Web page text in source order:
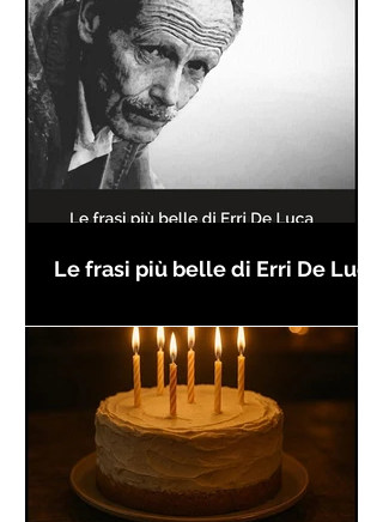
Le frasi più belle di Erri De Luca